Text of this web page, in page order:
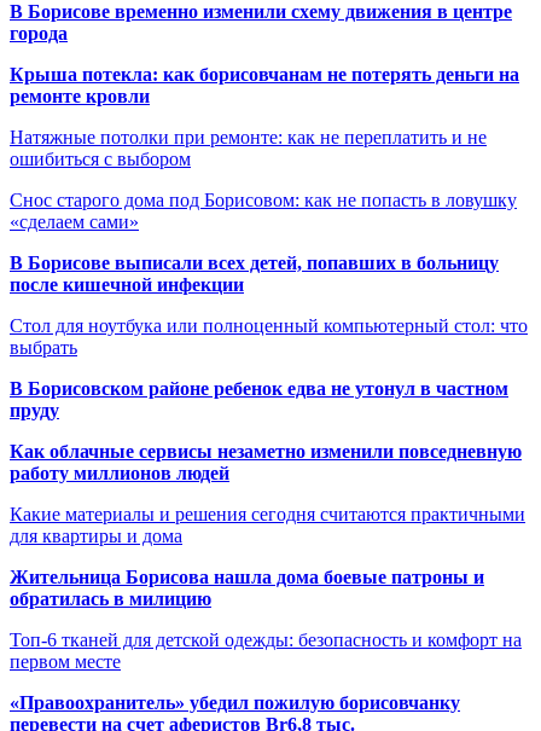
В Борисове временно изменили схему движения в центре
города
Крыша потекла: как борисовчанам не потерять деньги на
ремонте кровли
Натяжные потолки при ремонте: как не переплатить и не
ошибиться с выбором
Снос старого дома под Борисовом: как не попасть в ловушку
«сделаем сами»
В Борисове выписали всех детей, попавших в больницу
после кишечной инфекции
Стол для ноутбука или полноценный компьютерный стол: что
выбрать
В Борисовском районе ребенок едва не утонул в частном
пруду
Как облачные сервисы незаметно изменили повседневную
работу миллионов людей
Какие материалы и решения сегодня считаются практичными
для квартиры и дома
Жительница Борисова нашла дома боевые патроны и
обратилась в милицию
Топ-6 тканей для детской одежды: безопасность и комфорт на
первом месте
«Правоохранитель» убедил пожилую борисовчанку
перевести на счет аферистов Br6,8 тыс.